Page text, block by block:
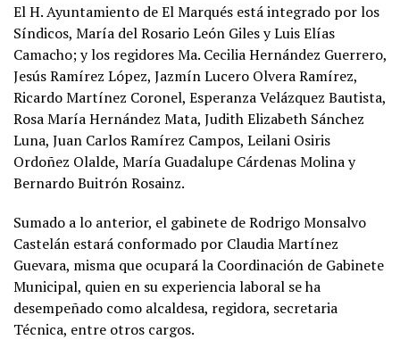
El H. Ayuntamiento de El Marqués está integrado por los
Síndicos, María del Rosario León Giles y Luis Elías
Camacho; y los regidores Ma. Cecilia Hernández Guerrero,
Jesús Ramírez López, Jazmín Lucero Olvera Ramírez,
Ricardo Martínez Coronel, Esperanza Velázquez Bautista,
Rosa María Hernández Mata, Judith Elizabeth Sánchez
Luna, Juan Carlos Ramírez Campos, Leilani Osiris
Ordoñez Olalde, María Guadalupe Cárdenas Molina y
Bernardo Buitrón Rosainz.
Sumado a lo anterior, el gabinete de Rodrigo Monsalvo
Castelán estará conformado por Claudia Martínez
Guevara, misma que ocupará la Coordinación de Gabinete
Municipal, quien en su experiencia laboral se ha
desempeñado como alcaldesa, regidora, secretaria
Técnica, entre otros cargos.